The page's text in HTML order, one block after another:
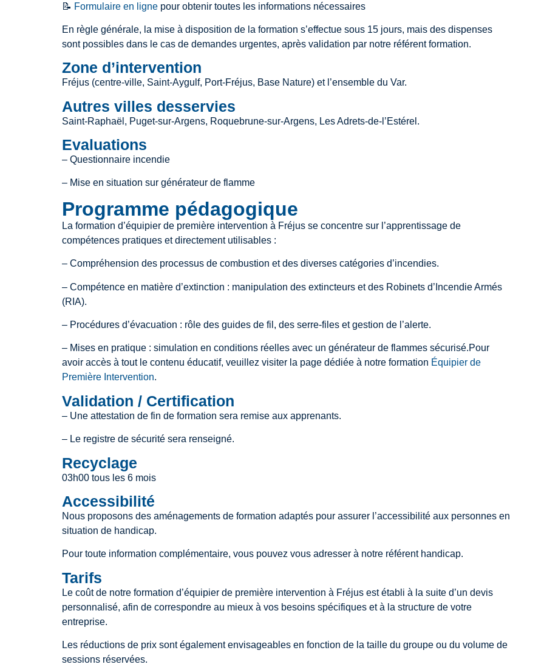
📝 Formulaire en ligne pour obtenir toutes les informations nécessaires
En règle générale, la mise à disposition de la formation s’effectue sous 15 jours, mais des dispenses
sont possibles dans le cas de demandes urgentes, après validation par notre référent formation.
Zone d’intervention
Fréjus (centre-ville, Saint-Aygulf, Port-Fréjus, Base Nature) et l’ensemble du Var.
Autres villes desservies
Saint-Raphaël, Puget-sur-Argens, Roquebrune-sur-Argens, Les Adrets-de-l’Estérel.
Evaluations
– Questionnaire incendie
– Mise en situation sur générateur de flamme
Programme pédagogique
La formation d’équipier de première intervention à Fréjus se concentre sur l’apprentissage de
compétences pratiques et directement utilisables :
– Compréhension des processus de combustion et des diverses catégories d’incendies.
– Compétence en matière d’extinction : manipulation des extincteurs et des Robinets d’Incendie Armés
(RIA).
– Procédures d’évacuation : rôle des guides de fil, des serre-files et gestion de l’alerte.
– Mises en pratique : simulation en conditions réelles avec un générateur de flammes sécurisé.Pour
avoir accès à tout le contenu éducatif, veuillez visiter la page dédiée à notre formation Équipier de
Première Intervention.
Validation / Certification
– Une attestation de fin de formation sera remise aux apprenants.
– Le registre de sécurité sera renseigné.
Recyclage
03h00 tous les 6 mois
Accessibilité
Nous proposons des aménagements de formation adaptés pour assurer l’accessibilité aux personnes en
situation de handicap.
Pour toute information complémentaire, vous pouvez vous adresser à notre référent handicap.
Tarifs
Le coût de notre formation d’équipier de première intervention à Fréjus est établi à la suite d’un devis
personnalisé, afin de correspondre au mieux à vos besoins spécifiques et à la structure de votre
entreprise.
Les réductions de prix sont également envisageables en fonction de la taille du groupe ou du volume de
sessions réservées.